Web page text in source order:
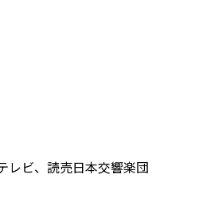
レビ、読売日本交響楽団